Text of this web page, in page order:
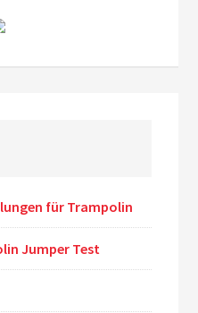
für Trampolin
Jumper Test